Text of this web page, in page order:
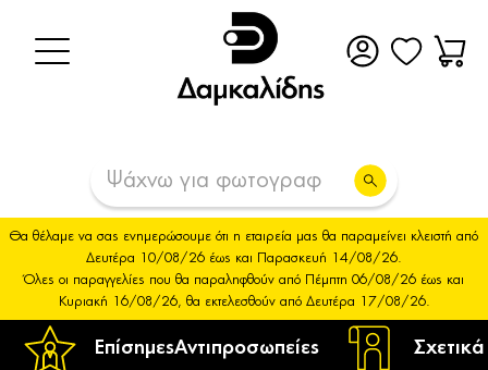
ΕπίσημεςΑντιπροσωπείες
Θα θέλαμε να σας ενημερώσουμε ότι η εταιρεία μας θα παραμείνει κλειστή από
Δευτέρα 10/08/26 έως και Παρασκευή 14/08/26.
Όλες οι παραγγελίες που θα παραληφθούν από Πέμπτη 06/08/26 έως και
Κυριακή 16/08/26, θα εκτελεσθούν από Δευτέρα 17/08/26.